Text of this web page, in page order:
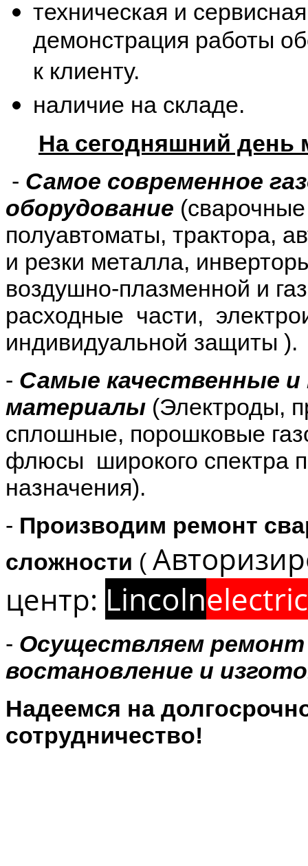
техническая и
демонстрация работы
к клиенту.
наличие на складе.
На сегодняшний день
- Самое современное
оборудование
полуавтоматы, трактора,
и резки металла,
воздушно-плазменной и
расходные части,
индивидуальной защиты ).
- Самые качественные
материалы (Электроды,
сплошные, порошковые
флюсы широкого спектра
назначения).
- Производим ремонт
сложности (
центр: Lincolnelectric
- Осуществляем
востановление и
Надеемся на
сотрудничество!